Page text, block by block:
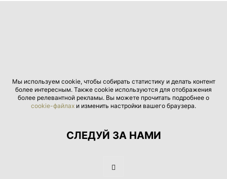
Мы используем cookie, чтобы собирать статистику и делать контент
более интересным. Также cookie используются для отображения
более релевантной рекламы. Вы можете прочитать подробнее о
cookie-файлах и изменить настройки вашего браузера.
СЛЕДУЙ ЗА НАМИ